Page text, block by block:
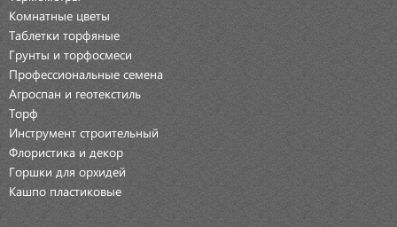
Комнатные цветы
Таблетки торфяные
Грунты и торфосмеси
Профессиональные семена
Агроспан и геотекстиль
Торф
Инструмент строительный
Флористика и декор
Горшки для орхидей
Кашпо пластиковые